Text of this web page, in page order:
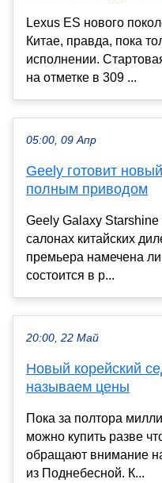
Lexus ES нового
Китае, правда, пока
исполнении.
на отметке в 309 ...
05:00, 09 Апр
Geely готовит
полным приводом
Geely Galaxy Starshine
салонах китайских
премьера намечена
состоится в р...
20:00, 22 Май
Новый корейский
называем цены
Пока за полтора
можно купить разве
обращают внимание
из Поднебесной. К...